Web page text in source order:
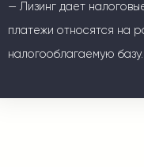
— Лизинг дает
платежи относятся на
налогооблагаемую базу.